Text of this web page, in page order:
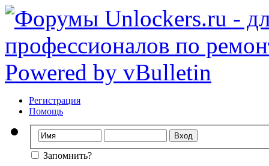
Регистрация
Помощь
Запомнить?